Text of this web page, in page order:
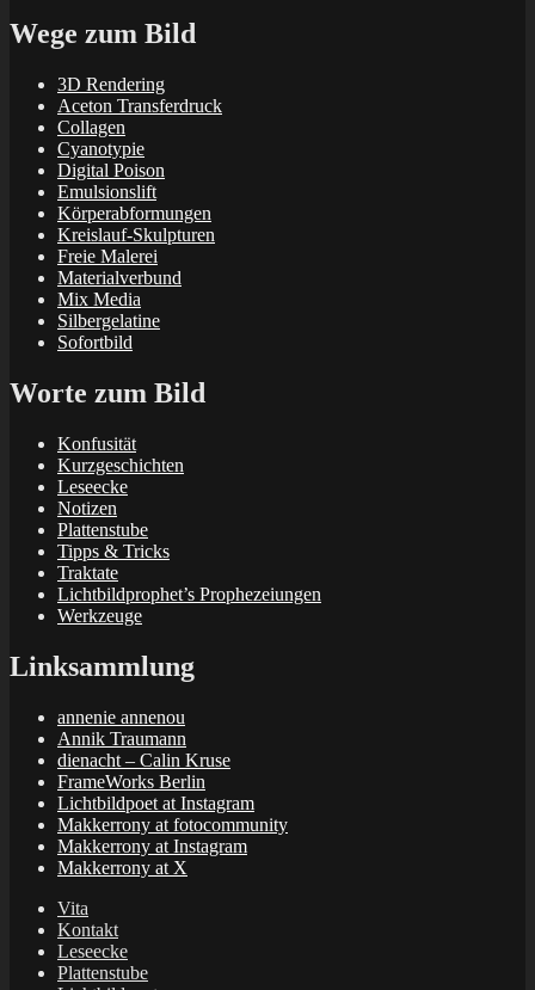
Wege zum Bild
3D Rendering
Aceton Transferdruck
Collagen
Cyanotypie
Digital Poison
Emulsionslift
Körperabformungen
Kreislauf-Skulpturen
Freie Malerei
Materialverbund
Mix Media
Silbergelatine
Sofortbild
Worte zum Bild
Konfusität
Kurzgeschichten
Leseecke
Notizen
Plattenstube
Tipps & Tricks
Traktate
Lichtbildprophet’s Prophezeiungen
Werkzeuge
Linksammlung
annenie annenou
Annik Traumann
dienacht – Calin Kruse
FrameWorks Berlin
Lichtbildpoet at Instagram
Makkerrony at fotocommunity
Makkerrony at Instagram
Makkerrony at X
Vita
Kontakt
Leseecke
Plattenstube